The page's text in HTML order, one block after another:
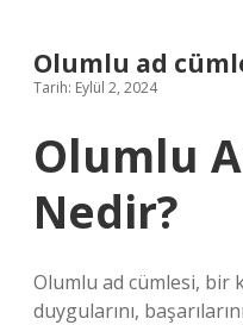
Olumlu ad
Tarih: Eylül 2, 2024
Olumlu
Nedir?
Olumlu ad cümlesi, bir
duygularını,